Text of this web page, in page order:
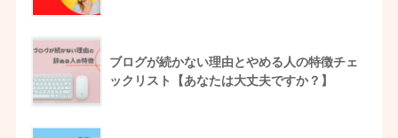
ブログが続かない理由とやめる人の特徴チェ
ックリスト【あなたは大丈夫ですか？】